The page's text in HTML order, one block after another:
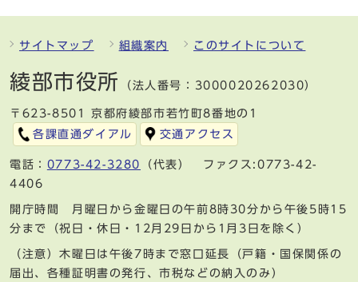
サイトマップ 組織案内 このサイトについて
綾部市役所 （法人番号：3000020262030）
〒623-8501 京都府綾部市若竹町8番地の1
各課直通ダイアル
交通アクセス
電話： 0773-42-3280
（代表） ファクス:0773-42-
4406
開庁時間 月曜日から金曜日の午前8時30分から午後5時15
分まで（祝日・休日・12月29日から1月3日を除く）
（注意）木曜日は午後7時まで窓口延長（戸籍・国保関係の
届出、各種証明書の発行、市税などの納入のみ）